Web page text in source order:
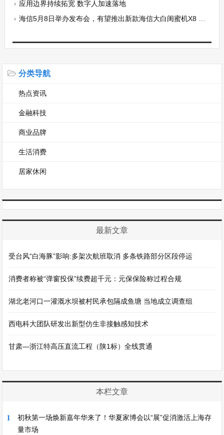
应用边界持续拓宽 数字人加速落地
海信5月8日举办发布会，有望推出新款海信大白闺蜜机X8 Ultra
分类导航
热点资讯
金融科技
商业品牌
生活消费
居家休闲
最新文章
受台风“白海豚”影响:多架次航班取消 多条铁路部分区段停运
消费者称被“弹窗投保”续费超千元：元保保险称过程合规
湖北老河口一灌溉水坝被村民承包隔成鱼塘 当地成立调查组
西电科大团队研发出新型仿生非接触感知技术
甘肃—浙江特高压直流工程（陕1标）全线贯通
本栏文章
1
初秋第一场焕新嘉年华来了！华夏家博会以“展”促消激活上海存
量市场